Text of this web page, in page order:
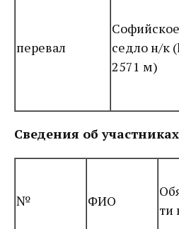
перевал
Софийское
седло н/к
2571 м)
Сведения об участниках
№ ФИО
ти